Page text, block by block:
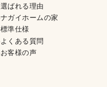
選ばれる理由
ナガイホームの家
標準仕様
よくある質問
お客様の声